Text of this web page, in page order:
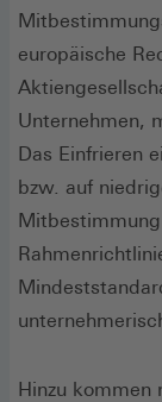
europäische
Unternehmen,
Das Einfrieren
bzw. auf
Hinzu kommen